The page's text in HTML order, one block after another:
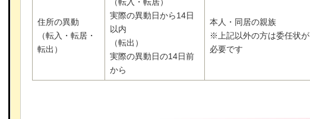
住所の異動
（転入・転居・
転出）
（転入・転居）
実際の異動日から14日
以内
（転出）
実際の異動日の14日前
から
本人・同居の親族
※上記以外の方は委任状が
必要です